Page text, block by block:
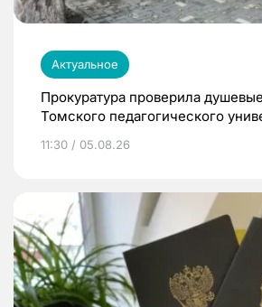
Актуальное
Прокуратура проверила
Томского педагогического
11:30 / 05.08.26